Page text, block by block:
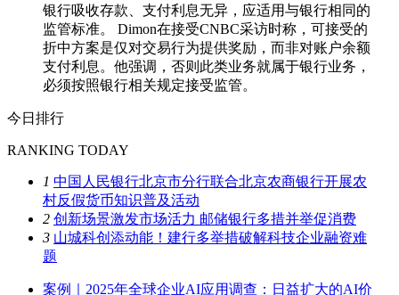
银行吸收存款、支付利息无异，应适用与银行相同的
监管标准。 Dimon在接受CNBC采访时称，可接受的
折中方案是仅对交易行为提供奖励，而非对账户余额
支付利息。他强调，否则此类业务就属于银行业务，
必须按照银行相关规定接受监管。
今日排行
RANKING TODAY
1 中国人民银行北京市分行联合北京农商银行开展农
村反假货币知识普及活动
2 创新场景激发市场活力 邮储银行多措并举促消费
3 山城科创添动能！建行多举措破解科技企业融资难
题
案例｜2025年全球企业AI应用调查：日益扩大的AI价